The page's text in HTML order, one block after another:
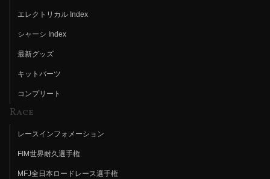
エレクトリカル Index
シャーシ Index
最新グッズ
キットパーツ
コンプリート
Race
レースインフォメーション
FIM世界耐久選手権
MFJ全日本ロードレース選手権